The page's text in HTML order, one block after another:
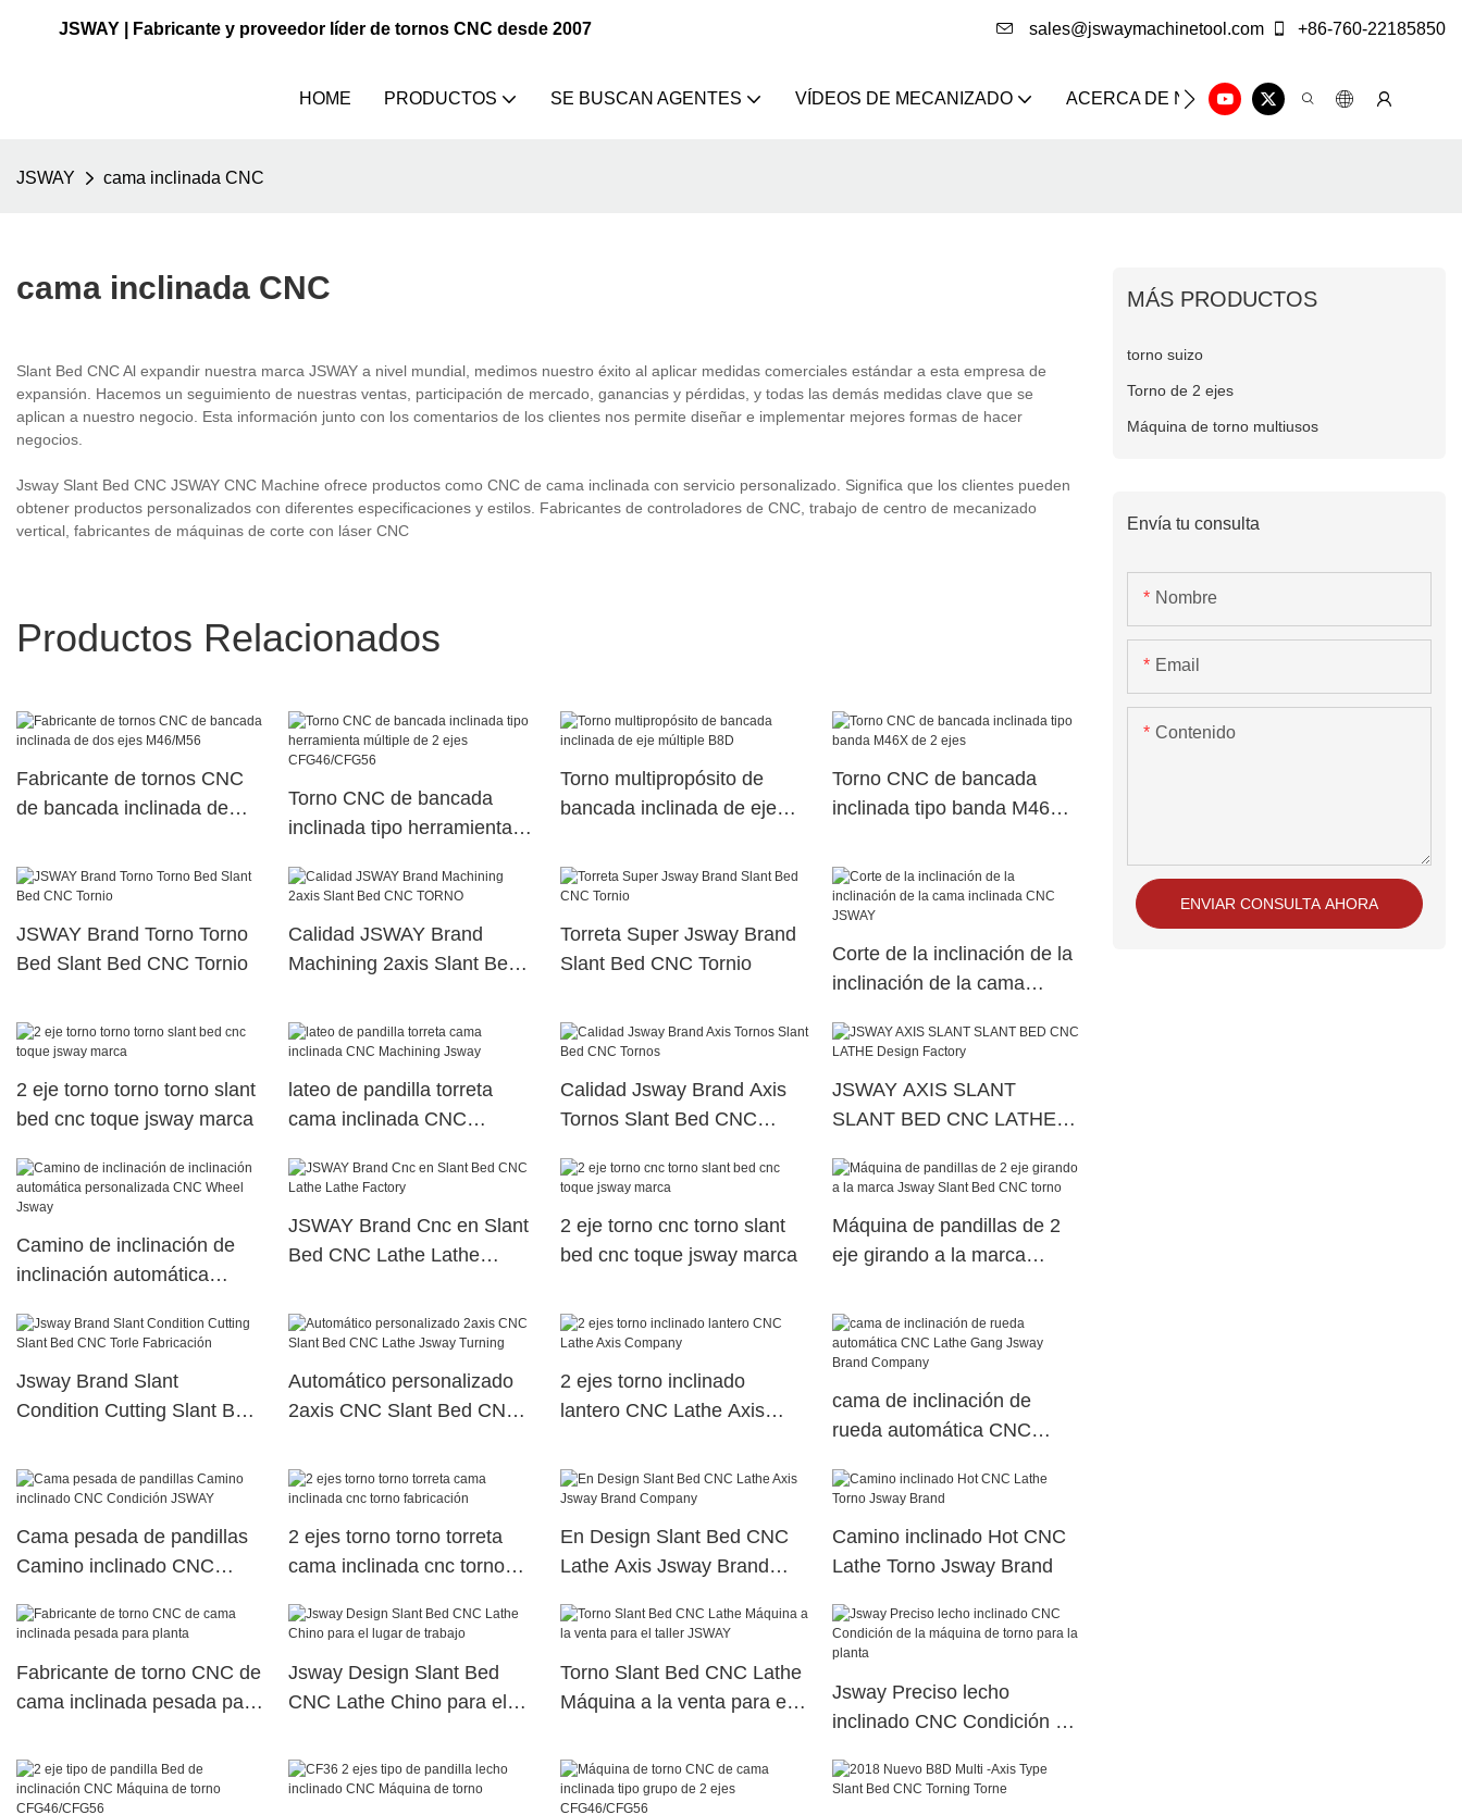
JSWAY | Fabricante y proveedor líder de tornos CNC desde 2007 sales@jswaymachinetool.com +86-760-22185850
HOME PRODUCTOS SE BUSCAN AGENTES VÍDEOS DE MECANIZADO ACERCA DE NOSOTROS SOLUCIÓN
JSWAY cama inclinada CNC
cama inclinada CNC
Slant Bed CNC Al expandir nuestra marca JSWAY a nivel mundial, medimos nuestro éxito al aplicar medidas comerciales estándar a esta empresa de
expansión. Hacemos un seguimiento de nuestras ventas, participación de mercado, ganancias y pérdidas, y todas las demás medidas clave que se
aplican a nuestro negocio. Esta información junto con los comentarios de los clientes nos permite diseñar e implementar mejores formas de hacer
negocios.
Jsway Slant Bed CNC JSWAY CNC Machine ofrece productos como CNC de cama inclinada con servicio personalizado. Significa que los clientes pueden
obtener productos personalizados con diferentes especificaciones y estilos. Fabricantes de controladores de CNC, trabajo de centro de mecanizado
vertical, fabricantes de máquinas de corte con láser CNC
Productos Relacionados
Fabricante de tornos CNC
de bancada inclinada de
Torno CNC de bancada
inclinada tipo herramienta
CFG46/CFG56
Torno multipropósito de
bancada inclinada de eje
Torno CNC de bancada
inclinada tipo banda M46X
JSWAY Brand Torno Torno
Bed Slant Bed CNC Tornio
Calidad JSWAY Brand
Machining 2axis Slant Bed
Torreta Super Jsway Brand
Slant Bed CNC Tornio
Corte de la inclinación de la
inclinación de la cama
2 eje torno torno torno slant
bed cnc toque jsway marca
lateo de pandilla torreta
cama inclinada CNC
Calidad Jsway Brand Axis
Tornos Slant Bed CNC
JSWAY AXIS SLANT
SLANT BED CNC LATHE
Camino de inclinación de
inclinación automática
Jsway
JSWAY Brand Cnc en Slant
Bed CNC Lathe Lathe
2 eje torno cnc torno slant
bed cnc toque jsway marca
Máquina de pandillas de 2
eje girando a la marca
Jsway Brand Slant
Condition Cutting Slant Bed
Automático personalizado
2axis CNC Slant Bed CNC
2 ejes torno inclinado
lantero CNC Lathe Axis
cama de inclinación de
rueda automática CNC
Company
Cama pesada de pandillas
Camino inclinado CNC
2 ejes torno torno torreta
cama inclinada cnc torno
En Design Slant Bed CNC
Lathe Axis Jsway Brand
Camino inclinado Hot CNC
Lathe Torno Jsway Brand
Fabricante de torno CNC de
cama inclinada pesada para
Jsway Design Slant Bed
CNC Lathe Chino para el
Torno Slant Bed CNC Lathe
Máquina a la venta para el
Jsway Preciso lecho
inclinado CNC Condición de
planta
MÁS PRODUCTOS
torno suizo
Torno de 2 ejes
Máquina de torno multiusos
Envía tu consulta
Nombre
Email
Contenido
ENVIAR CONSULTA AHORA